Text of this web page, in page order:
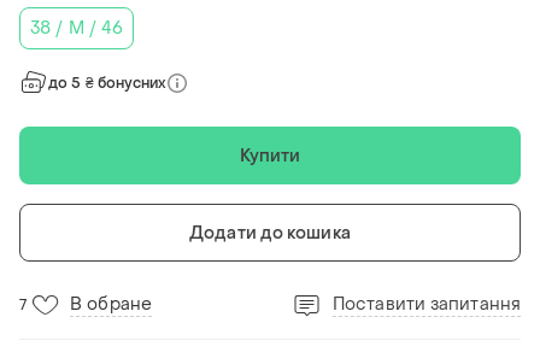
38 / M / 46
до 5 ₴ бонусних
Купити
Додати до кошика
7 В обране Поставити запитання